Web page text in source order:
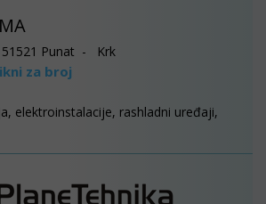
51521 Punat - Krk
za broj
elektroinstalacije, rashladni uređaji,